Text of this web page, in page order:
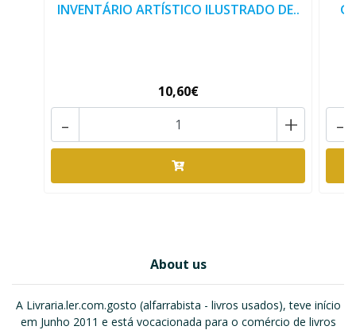
INVENTÁRIO ARTÍSTICO ILUSTRADO DE..
10,60€
+
- -
About us
A Livraria.ler.com.gosto (alfarrabista - livros usados), teve início
em Junho 2011 e está vocacionada para o comércio de livros